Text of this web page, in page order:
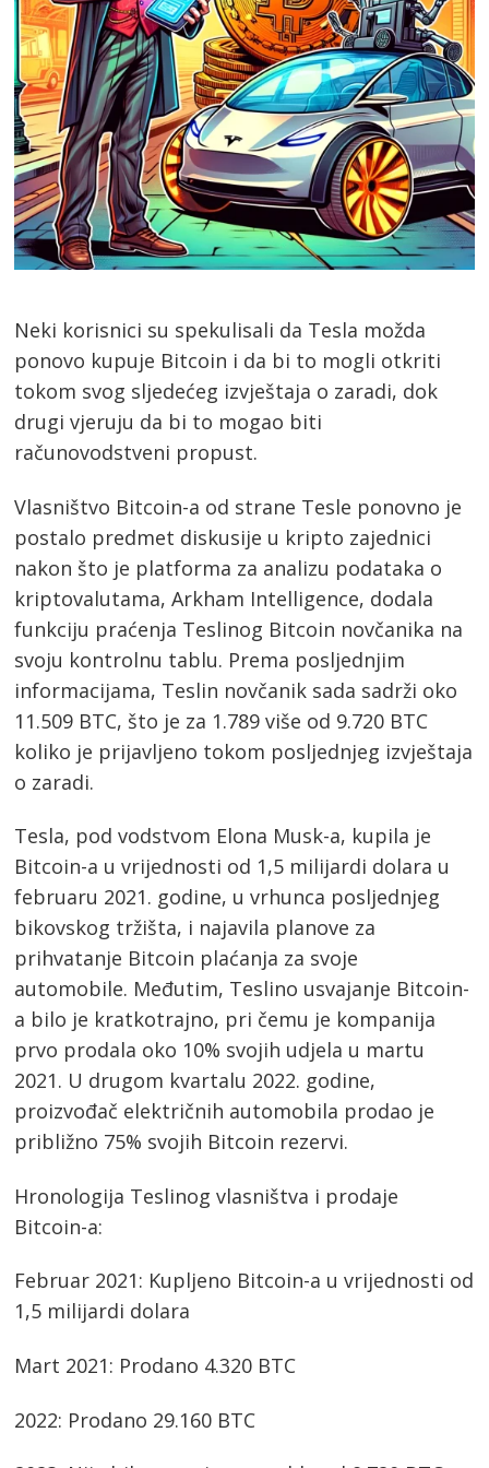
Neki korisnici su spekulisali da Tesla možda
ponovo kupuje Bitcoin i da bi to mogli otkriti
tokom svog sljedećeg izvještaja o zaradi, dok
drugi vjeruju da bi to mogao biti
računovodstveni propust.
Vlasništvo Bitcoin-a od strane Tesle ponovno je
postalo predmet diskusije u kripto zajednici
nakon što je platforma za analizu podataka o
kriptovalutama, Arkham Intelligence, dodala
funkciju praćenja Teslinog Bitcoin novčanika na
svoju kontrolnu tablu. Prema posljednjim
informacijama, Teslin novčanik sada sadrži oko
11.509 BTC, što je za 1.789 više od 9.720 BTC
koliko je prijavljeno tokom posljednjeg izvještaja
o zaradi.
Tesla, pod vodstvom Elona Musk-a, kupila je
Bitcoin-a u vrijednosti od 1,5 milijardi dolara u
februaru 2021. godine, u vrhunca posljednjeg
bikovskog tržišta, i najavila planove za
prihvatanje Bitcoin plaćanja za svoje
automobile. Međutim, Teslino usvajanje Bitcoin-
a bilo je kratkotrajno, pri čemu je kompanija
prvo prodala oko 10% svojih udjela u martu
2021. U drugom kvartalu 2022. godine,
proizvođač električnih automobila prodao je
približno 75% svojih Bitcoin rezervi.
Hronologija Teslinog vlasništva i prodaje
Bitcoin-a:
Februar 2021: Kupljeno Bitcoin-a u vrijednosti od
1,5 milijardi dolara
Mart 2021: Prodano 4.320 BTC
2022: Prodano 29.160 BTC